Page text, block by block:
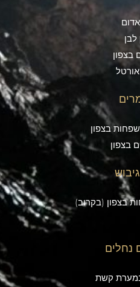
בצפון
בצפון
בצפון (בקרוב)
נחלים
קשת